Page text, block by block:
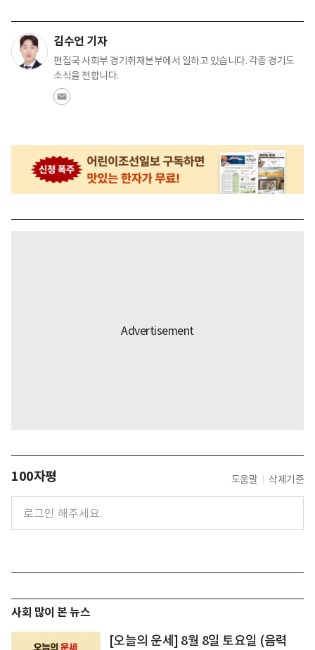
김수언 기자
편집국 사회부 경기취재본부에서 일하고 있습니다. 각종 경기도
소식을 전합니다.
100자평 도움말 삭제기준
사회 많이 본 뉴스
[오늘의 운세] 8월 8일 토요일 (음력